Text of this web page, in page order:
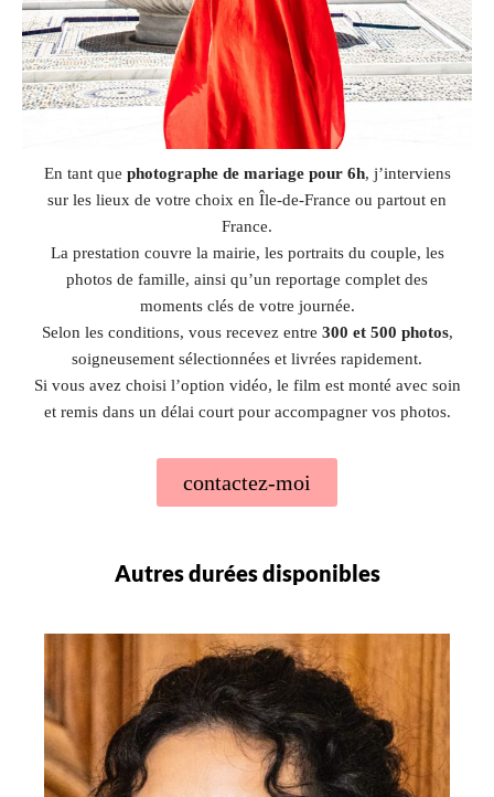
En tant que photographe de mariage pour 6h, j’interviens
sur les lieux de votre choix en Île-de-France ou partout en
France.
La prestation couvre la mairie, les portraits du couple, les
photos de famille, ainsi qu’un reportage complet des
moments clés de votre journée.
Selon les conditions, vous recevez entre 300 et 500 photos,
soigneusement sélectionnées et livrées rapidement.
Si vous avez choisi l’option vidéo, le film est monté avec soin
et remis dans un délai court pour accompagner vos photos.
contactez-moi
Autres durées disponibles